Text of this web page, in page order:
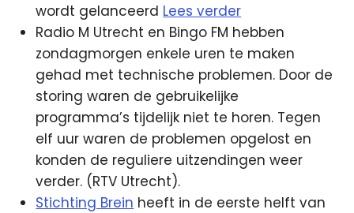
wordt gelanceerd Lees verder
Radio M Utrecht en Bingo FM hebben
zondagmorgen enkele uren te maken
gehad met technische problemen. Door de
storing waren de gebruikelijke
programma’s tijdelijk niet te horen. Tegen
elf uur waren de problemen opgelost en
konden de reguliere uitzendingen weer
verder. (RTV Utrecht).
Stichting Brein heeft in de eerste helft van